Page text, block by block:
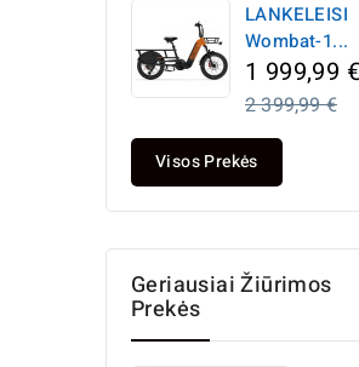
LANKELEISI
Wombat-1...
1 999,99 €
Įprasta
kaina
2 399,99 €
Visos Prekės
Geriausiai Žiūrimos
Prekės